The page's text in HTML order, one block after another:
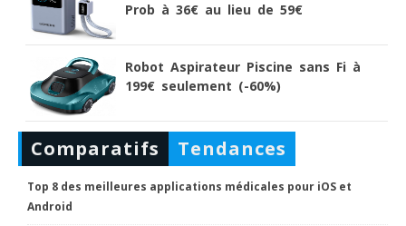
Prob à 36€ au lieu de 59€
Robot Aspirateur Piscine sans Fi à
199€ seulement (-60%)
Comparatifs Tendances
Top 8 des meilleures applications médicales pour iOS et
Android